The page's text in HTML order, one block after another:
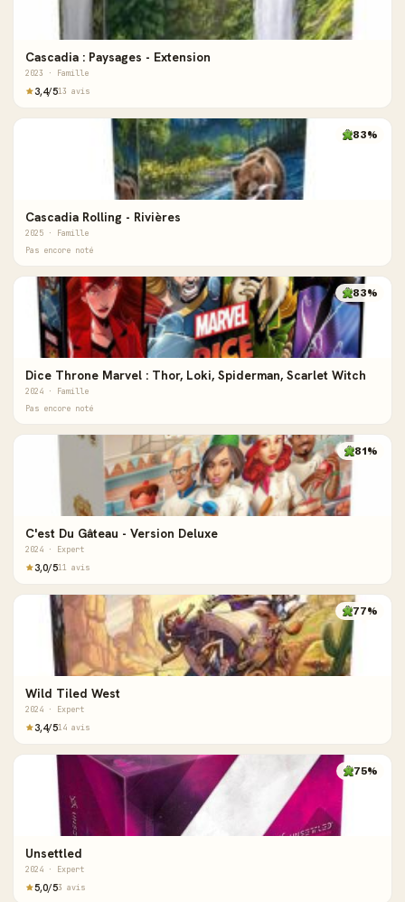
Cascadia : Paysages - Extension
2023 · Famille
3,4/513 avis
83%
Cascadia Rolling - Rivières
2025 · Famille
Pas encore noté
83%
Dice Throne Marvel : Thor, Loki, Spiderman, Scarlet Witch
2024 · Famille
Pas encore noté
81%
C'est Du Gâteau - Version Deluxe
2024 · Expert
3,0/511 avis
77%
Wild Tiled West
2024 · Expert
3,4/514 avis
75%
Unsettled
2024 · Expert
5,0/53 avis